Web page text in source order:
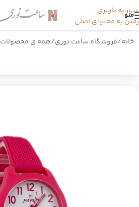
عبور به ناوبری
رفتن به محتوای اصلی
منو
خانه/فروشگاه ساعت نوری/همه ی محصولات